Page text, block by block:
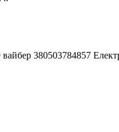
380503784857